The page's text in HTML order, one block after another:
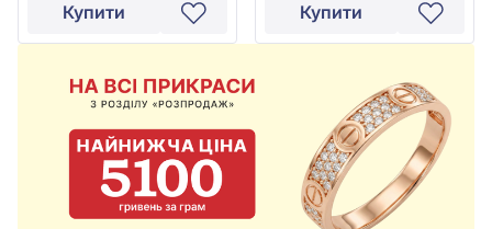
Купити Купити